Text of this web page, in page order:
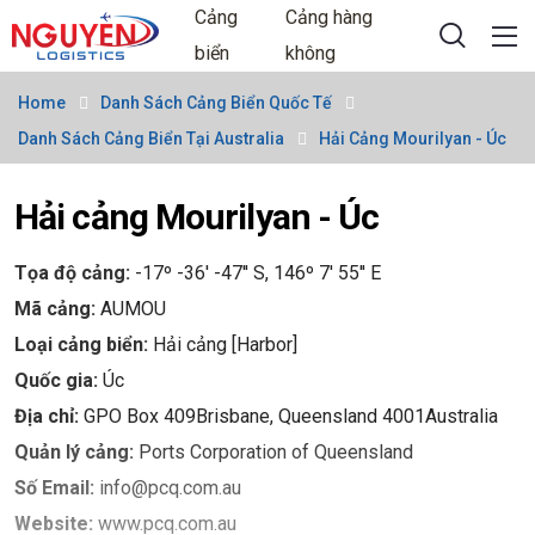
Cảng
biển
Cảng hàng
không
Home
Danh Sách Cảng Biển Quốc Tế
Danh Sách Cảng Biển Tại Australia
Hải Cảng Mourilyan - Úc
Hải cảng Mourilyan - Úc
Tọa độ cảng: -17º -36' -47'' S, 146º 7' 55'' E
Mã cảng: AUMOU
Loại cảng biển: Hải cảng [Harbor]
Quốc gia: Úc
Địa chỉ: GPO Box 409Brisbane, Queensland 4001Australia
Quản lý cảng: Ports Corporation of Queensland
Số Email: info@pcq.com.au
Website: www.pcq.com.au